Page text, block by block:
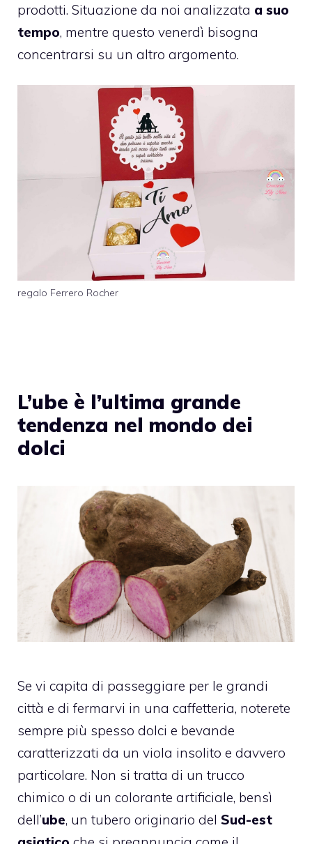
prodotti. Situazione da noi analizzata a suo
tempo, mentre questo venerdì bisogna
concentrarsi su un altro argomento.
regalo Ferrero Rocher
L’ube è l’ultima grande
tendenza nel mondo dei
dolci
Se vi capita di passeggiare per le grandi
città e di fermarvi in una caffetteria, noterete
sempre più spesso dolci e bevande
caratterizzati da un viola insolito e davvero
particolare. Non si tratta di un trucco
chimico o di un colorante artificiale, bensì
dell’ube, un tubero originario del Sud-est